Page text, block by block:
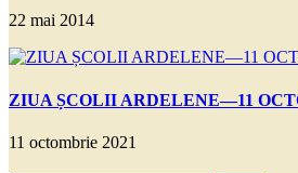
22 mai 2014
ZIUA ȘCOLII ARDELENE—11
11 octombrie 2021